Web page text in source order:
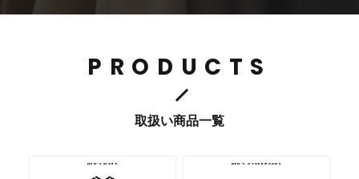
PRODUCTS
取扱い商品一覧
MEN’S WARE MEN’S OTHERGOODS